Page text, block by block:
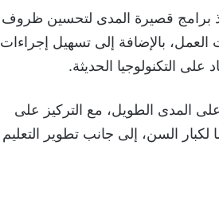
برامج قصيرة المدى لتحسين ظروف
بالإضافة إلى تسهيل إجراءات
على التكنولوجيا الحديثة.
المدى الطويل، مع التركيز على
لكبار السن، إلى جانب تطوير التعليم